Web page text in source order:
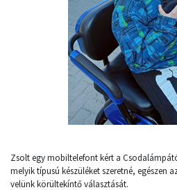
Zsolt egy mobiltelefont kért a
melyik típusú készüléket szeretné, egészen
velünk körültekíntő választását.